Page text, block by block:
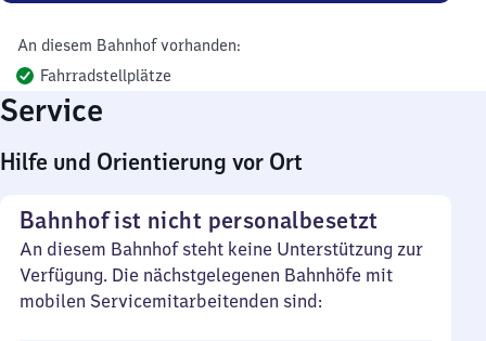
An diesem Bahnhof vorhanden:
Fahrradstellplätze
Service
Hilfe und Orientierung vor Ort
Bahnhof ist nicht personalbesetzt
An diesem Bahnhof steht keine Unterstützung zur
Verfügung. Die nächstgelegenen Bahnhöfe mit
mobilen Servicemitarbeitenden sind: